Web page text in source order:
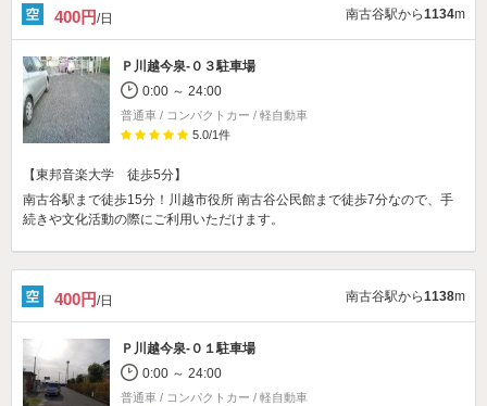
400円/日 南古谷駅から1134m
Ｐ川越今泉-０３駐車場
0:00 ～ 24:00
普通車 / コンパクトカー / 軽自動車
5.0/1件
【東邦音楽大学 徒歩5分】
南古谷駅まで徒歩15分！川越市役所 南古谷公民館まで徒歩7分なので、手
続きや文化活動の際にご利用いただけます。
400円/日 南古谷駅から1138m
Ｐ川越今泉-０１駐車場
0:00 ～ 24:00
普通車 / コンパクトカー / 軽自動車